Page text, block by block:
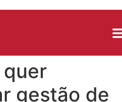
quer
gestão de